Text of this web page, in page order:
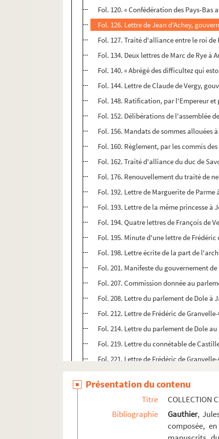
Fol. 120. « Confédération des Pays-
Fol. 126. Lettre de Jean d'Achey,
Fol. 127. Traité d'alliance entre le roi de
Fol. 134. Deux lettres de Marc de Rye
Fol. 140. « Abrégé des difficultez qui
Fol. 144. Lettre de Claude de Vergy,
Fol. 148. Ratification, par l'Empereur
Fol. 152. Délibérations de l'assemblée
Fol. 156. Mandats de sommes allouées
Fol. 160. Règlement, par les commis
Fol. 162. Traité d'alliance du duc de
Fol. 176. Renouvellement du traité de
Fol. 192. Lettre de Marguerite de
Fol. 193. Lettre de la même princesse
Fol. 194. Quatre lettres de François de
Fol. 195. Minute d'une lettre de
Fol. 198. Lettre écrite de la part de
Fol. 201. Manifeste du gouvernement
Fol. 207. Commission donnée au
Fol. 208. Lettre du parlement de Dole à
Fol. 212. Lettre de Frédéric de
Fol. 214. Lettre du parlement de Dole
Fol. 219. Lettre du connétable de
Fol. 221. Lettre de Frédéric de
Fol. 235. Commission donnée par le
Fol. 240. Exposé du parlement de Dole
Fol. 248. Lettres diverses concernant
Fol. 271. Correspondance du
Fol. 285. Lettre à l'archiduc Albert,
Présentation du contenu
Titre
COLLECTION
Bibliographie
Gauthier,
composée,